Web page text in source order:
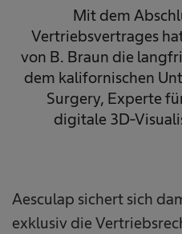
Mit dem
Vertriebsvertrages
von B. Braun die
dem kalifornischen
Surgery, Experte
digitale 3D-
Aesculap sichert sich
exklusiv die